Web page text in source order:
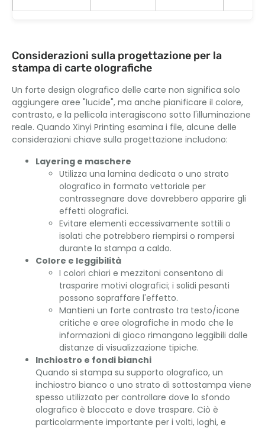
Considerazioni sulla progettazione per la
stampa di carte olografiche
Un forte design olografico delle carte non significa solo
aggiungere aree "lucide", ma anche pianificare il colore,
contrasto, e la pellicola interagiscono sotto l'illuminazione
reale. Quando Xinyi Printing esamina i file, alcune delle
considerazioni chiave sulla progettazione includono:
Layering e maschere
Utilizza una lamina dedicata o uno strato
olografico in formato vettoriale per
contrassegnare dove dovrebbero apparire gli
effetti olografici.
Evitare elementi eccessivamente sottili o
isolati che potrebbero riempirsi o rompersi
durante la stampa a caldo.
Colore e leggibilità
I colori chiari e mezzitoni consentono di
trasparire motivi olografici; i solidi pesanti
possono sopraffare l'effetto.
Mantieni un forte contrasto tra testo/icone
critiche e aree olografiche in modo che le
informazioni di gioco rimangano leggibili dalle
distanze di visualizzazione tipiche.
Inchiostro e fondi bianchi
Quando si stampa su supporto olografico, un
inchiostro bianco o uno strato di sottostampa viene
spesso utilizzato per controllare dove lo sfondo
olografico è bloccato e dove traspare. Ciò è
particolarmente importante per i volti, loghi, e